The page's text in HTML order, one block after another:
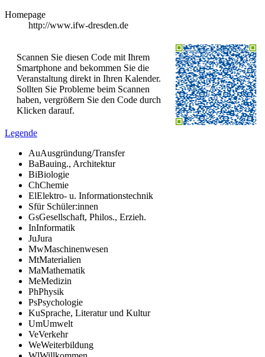
Homepage
http://www.ifw-dresden.de
Scannen Sie diesen Code mit Ihrem
Smartphone and bekommen Sie die
Veranstaltung direkt in Ihren Kalender.
Sollten Sie Probleme beim Scannen
haben, vergrößern Sie den Code durch
Klicken darauf.
Legende
AuAusgründung/Transfer
BaBauing., Architektur
BiBiologie
ChChemie
ElElektro- u. Informationstechnik
Sfür Schüler:innen
GsGesellschaft, Philos., Erzieh.
InInformatik
JuJura
MwMaschinenwesen
MtMaterialien
MaMathematik
MeMedizin
PhPhysik
PsPsychologie
KuSprache, Literatur und Kultur
UmUmwelt
VeVerkehr
WeWeiterbildung